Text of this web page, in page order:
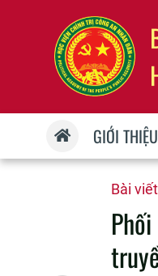
GIỚI THIỆU
Bài